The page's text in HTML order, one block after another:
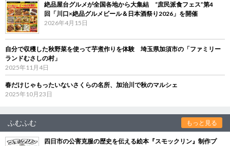
絶品屋台グルメが全国各地から大集結 “庶民派食フェス”第4
回「川口×絶品グルメビール＆日本酒祭り2026」を開催
2026年4月15日
自分で収穫した秋野菜を使って芋煮作りを体験 埼玉県加須市の「ファミリー
ランドむさしの村」
2025年11月4日
春だけじゃもったいないさくらの名所、加治川で秋のマルシェ
2025年10月23日
ふむふむ もっと見る
四日市の公害克服の歴史を伝える絵本『スモックリン』制作プ